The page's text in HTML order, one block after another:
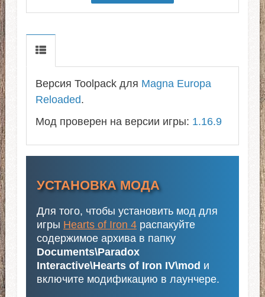
Версия Toolpack для Magna Europa
Reloaded.
Мод проверен на версии игры: 1.16.9
УСТАНОВКА МОДА
Для того, чтобы установить мод для
игры Hearts of Iron 4распакуйте
содержимое архива в папку
Documents\Paradox
Interactive\Hearts of Iron IV\mod и
включите модификацию в лаунчере.